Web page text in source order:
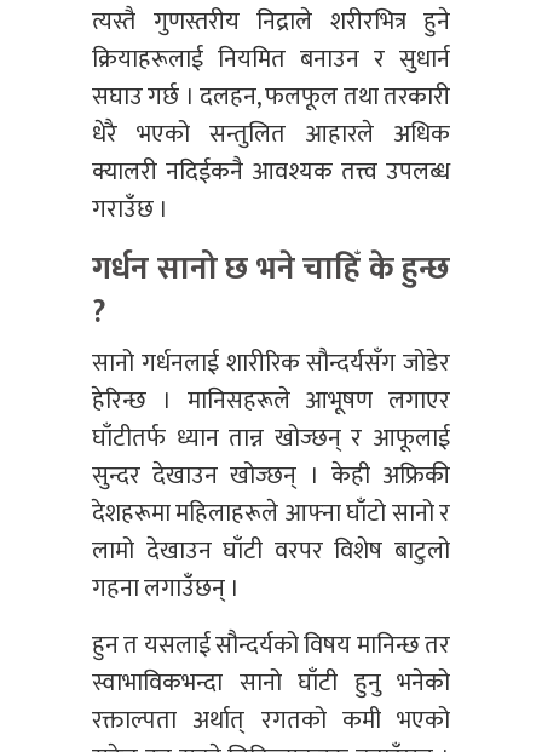
त्यस्तै गुणस्तरीय निद्राले शरीरभित्र हुने
क्रियाहरूलाई नियमित बनाउन र सुधार्न
सघाउ गर्छ । दलहन, फलफूल तथा तरकारी
धेरै भएको सन्तुलित आहारले अधिक
क्यालरी नदिईकनै आवश्यक तत्त्व उपलब्ध
गराउँछ ।
गर्धन सानो छ भने चाहिँ के हुन्छ
?
सानो गर्धनलाई शारीरिक सौन्दर्यसँग जोडेर
हेरिन्छ । मानिसहरूले आभूषण लगाएर
घाँटीतर्फ ध्यान तान्न खोज्छन् र आफूलाई
सुन्दर देखाउन खोज्छन् । केही अफ्रिकी
देशहरूमा महिलाहरूले आफ्ना घाँटो सानो र
लामो देखाउन घाँटी वरपर विशेष बाटुलो
गहना लगाउँछन् ।
हुन त यसलाई सौन्दर्यको विषय मानिन्छ तर
स्वाभाविकभन्दा सानो घाँटी हुनु भनेको
रक्ताल्पता अर्थात् रगतको कमी भएको